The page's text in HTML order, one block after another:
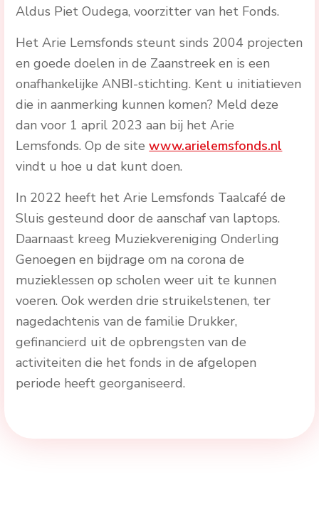
Aldus Piet Oudega, voorzitter van het Fonds.
Het Arie Lemsfonds steunt sinds 2004 projecten
en goede doelen in de Zaanstreek en is een
onafhankelijke ANBI-stichting. Kent u initiatieven
die in aanmerking kunnen komen? Meld deze
dan voor 1 april 2023 aan bij het Arie
Lemsfonds. Op de sitewww.arielemsfonds.nl
vindt u hoe u dat kunt doen.
In 2022 heeft het Arie Lemsfonds Taalcafé de
Sluis gesteund door de aanschaf van laptops.
Daarnaast kreeg Muziekvereniging Onderling
Genoegen en bijdrage om na corona de
muzieklessen op scholen weer uit te kunnen
voeren. Ook werden drie struikelstenen, ter
nagedachtenis van de familie Drukker,
gefinancierd uit de opbrengsten van de
activiteiten die het fonds in de afgelopen
periode heeft georganiseerd.